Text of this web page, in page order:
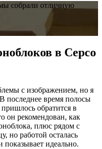
собрали отличную
в Серсо
с изображением, но я
последнее время полосы
обратится в
он рекомендован, как
плюс рядом с
но работой осталась
показывает идеально.